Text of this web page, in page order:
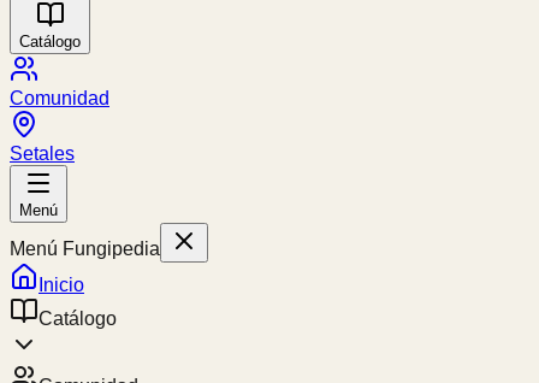
Catálogo
Comunidad
Setales
Menú
Menú Fungipedia
Inicio
Catálogo